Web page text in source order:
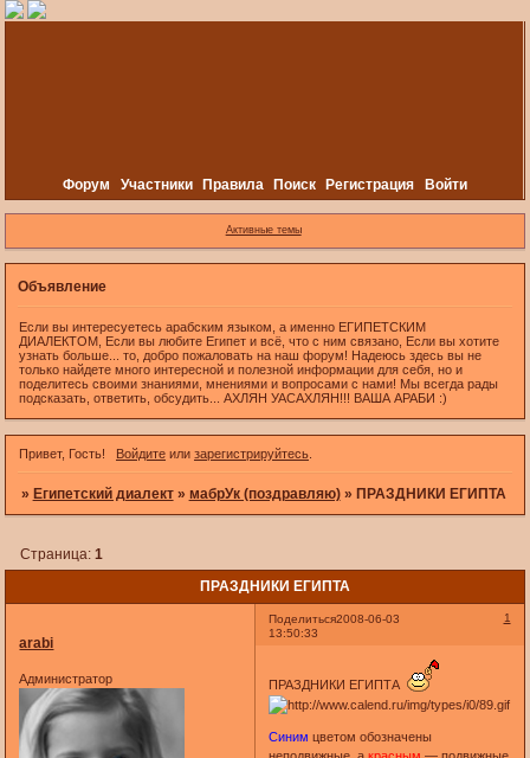
Форум Участники Правила Поиск Регистрация Войти
Активные темы
Объявление
Если вы интересуетесь арабским языком, а именно ЕГИПЕТСКИМ
ДИАЛЕКТОМ, Если вы любите Египет и всё, что с ним связано, Если вы хотите
узнать больше... то, добро пожаловать на наш форум! Надеюсь здесь вы не
только найдете много интересной и полезной информации для себя, но и
поделитесь своими знаниями, мнениями и вопросами с нами! Мы всегда рады
подсказать, ответить, обсудить... АХЛЯН УАСАХЛЯН!!! ВАША АРАБИ :)
Привет, Гость! Войдитеили зарегистрируйтесь.
» Египетский диалект » мабрУк (поздравляю) » ПРАЗДНИКИ ЕГИПТА
ПРАЗДНИКИ ЕГИПТА
Страница: 1
Поделиться 1
2008-06-03
13:50:33
arabi
Администратор ПРАЗДНИКИ ЕГИПТА
Синим цветом обозначены